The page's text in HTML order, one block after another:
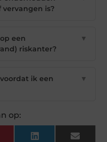
is?
een
riskanter?
▼
ik een
▼
op:
LinkedIn Email